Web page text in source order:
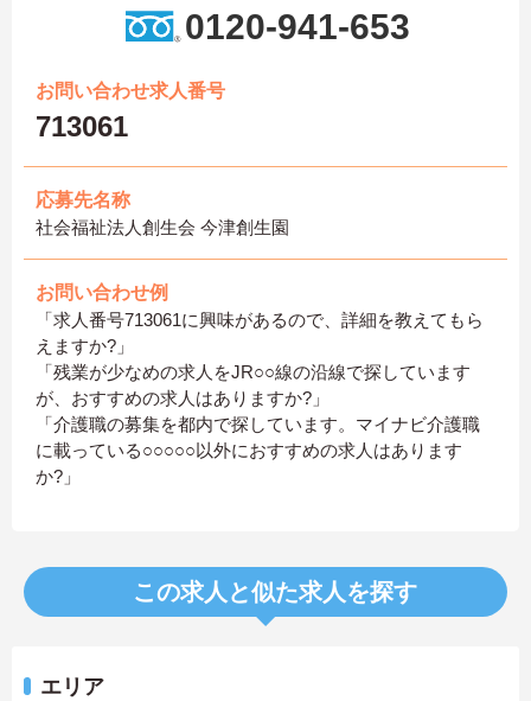
0120-941-653
お問い合わせ求人番号
713061
応募先名称
社会福祉法人創生会 今津創生園
お問い合わせ例
「求人番号713061に興味があるので、詳細を教えてもら
えますか?」
「残業が少なめの求人をJR○○線の沿線で探しています
が、おすすめの求人はありますか?」
「介護職の募集を都内で探しています。マイナビ介護職
に載っている○○○○○以外におすすめの求人はあります
か?」
この求人と似た求人を探す
エリア